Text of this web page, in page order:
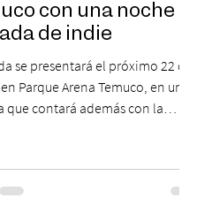
con una noche
de indie
se presentará el próximo 22 de
Parque Arena Temuco, en una
que contará además con la
Parque Arena Temuco será
de una noche dedicada al indie